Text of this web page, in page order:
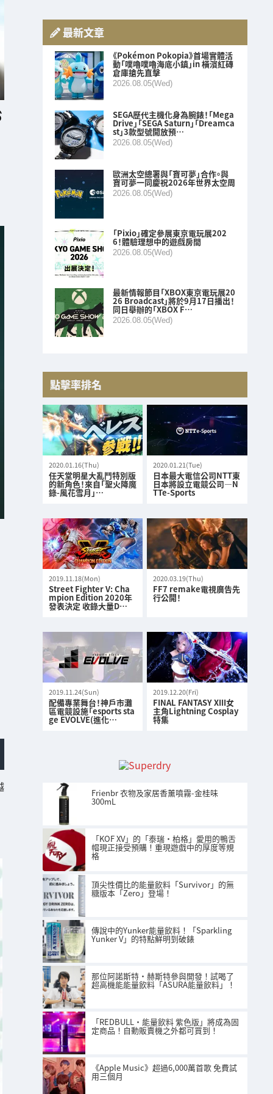
最新文章
《Pokémon Pokopia》首場實體活
動「噗嚕噗嚕海底小鎮」in 橫濱紅磚
倉庫搶先直擊
2026.08.05(Wed)
SEGA歷代主機化身為腕錶！「Mega
Drive」「SEGA Saturn」「Dreamca
st」3款型號開放預…
2026.08.05(Wed)
歐洲太空總署與「寶可夢」合作。與
寶可夢一同慶祝2026年世界太空周
2026.08.05(Wed)
「Pixio」確定參展東京電玩展202
6！體驗理想中的遊戲房間
2026.08.05(Wed)
最新情報節目「XBOX東京電玩展20
26 Broadcast」將於9月17日播出！
同日舉辦的「XBOX F…
2026.08.05(Wed)
點擊率排名
2020.01.16(Thu)
任天堂明星大亂鬥特別版
的新角色！來自「聖火降魔
錄-風花雪月」…
2020.01.21(Tue)
日本最大電信公司NTT東
日本將設立電競公司—N
TTe-Sports
2019.11.18(Mon)
Street Fighter V: Cha
mpion Edition 2020年
發表決定 收錄大量D…
2020.03.19(Thu)
FF7 remake電視廣告先
行公開！
2019.11.24(Sun)
配備專業舞台！神戶市灘
區電競設施「esports sta
ge EVOLVE(進化…
2019.12.20(Fri)
FINAL FANTASY XIII女
主角Lightning Cosplay
特集
Frienbr 衣物及家居香薰噴霧-金桂味
300mL
「KOF XV」的「泰瑞·柏格」愛用的鴨舌
帽現正接受預購！重現遊戲中的厚度等規
格
頂尖性價比的能量飲料「Survivor」的無
糖版本「Zero」登場！
傳說中的Yunker能量飲料！「Sparkling
Yunker V」的特點鮮明到破錶
那位阿諾斯特·赫斯特參與開發！試喝了
超高機能能量飲料「ASURA能量飲料」！
「REDBULL・能量飲料 紫色版」將成為固
定商品！自動販賣機之外都可買到！
《Apple Music》超過6,000萬首歌 免費試
用三個月